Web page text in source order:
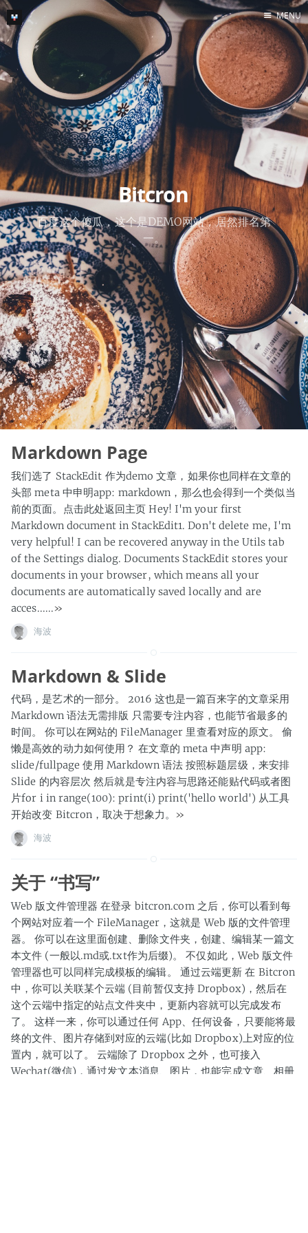
Home
Archive
Feed
MENU
Bitcron
百度这个傻瓜，这个是DEMO网站，居然排名第
一。
Markdown Page
我们选了 StackEdit 作为demo 文章，如果你也同样在文章的
头部 meta 中申明app: markdown，那么也会得到一个类似当
前的页面。点击此处返回主页 Hey! I'm your first
Markdown document in StackEdit1. Don't delete me, I'm
very helpful! I can be recovered anyway in the Utils tab
of the Settings dialog. Documents StackEdit stores your
documents in your browser, which means all your
documents are automatically saved locally and are
acces......»
海波
Markdown & Slide
代码，是艺术的一部分。 2016 这也是一篇百来字的文章采用
Markdown 语法无需排版 只需要专注内容，也能节省最多的
时间。 你可以在网站的 FileManager 里查看对应的原文。 偷
懒是高效的动力如何使用？ 在文章的 meta 中声明 app:
slide/fullpage 使用 Markdown 语法 按照标题层级，来安排
Slide 的内容层次 然后就是专注内容与思路还能贴代码或者图
片for i in range(100): print(i) print('hello world') 从工具
开始改变 Bitcron，取决于想象力。 »
海波
关于 “书写”
Web 版文件管理器 在登录 bitcron.com 之后，你可以看到每
个网站对应着一个 FileManager，这就是 Web 版的文件管理
器。 你可以在这里面创建、删除文件夹，创建、编辑某一篇文
本文件 (一般以.md或.txt作为后缀)。 不仅如此，Web 版文件
管理器也可以同样完成模板的编辑。 通过云端更新 在 Bitcron
中，你可以关联某个云端 (目前暂仅支持 Dropbox)，然后在
这个云端中指定的站点文件夹中，更新内容就可以完成发布
了。 这样一来，你可以通过任何 App、任何设备，只要能将最
终的文件、图片存储到对应的云端(比如 Dropbox)上对应的位
置内，就可以了。 云端除了 Dropbox 之外，也可接入
Wechat(微信)，通过发文本消息、图片，也能完成文章、相册